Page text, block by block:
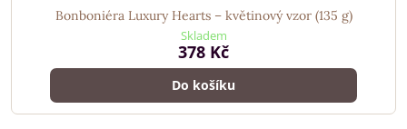
Bonboniéra Luxury Hearts – květinový vzor (135 g)
Skladem
378 Kč
Do košíku